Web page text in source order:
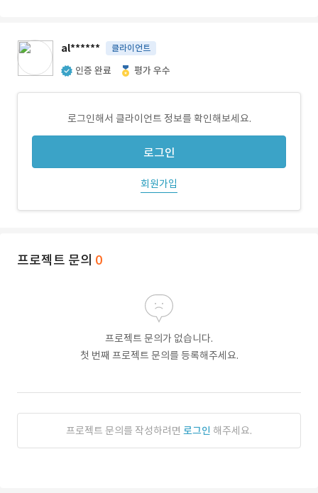
al****** 클라이언트
인증 완료 평가 우수
로그인해서 클라이언트 정보를 확인해보세요.
로그인
회원가입
프로젝트 문의 0
프로젝트 문의가 없습니다.
첫 번째 프로젝트 문의를 등록해주세요.
프로젝트 문의를 작성하려면 로그인 해주세요.